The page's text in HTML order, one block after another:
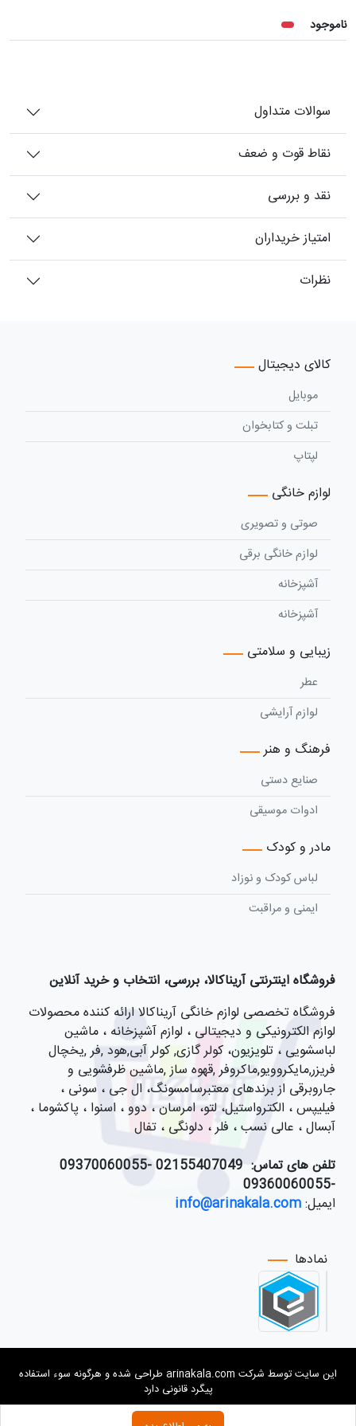
ناموجود
سوالات متداول
نقاط قوت و ضعف
نقد و بررسی
امتیاز خریداران
نظرات
فروشگاه اینترنتی آریناکالا، بررسی، انتخاب و خرید آنلاین
فروشگاه تخصصی لوازم خانگی آریناکالا ارائه کننده محصولات
لوازم الکترونیکی و دیجیتالی ، لوازم آشپزخانه ، ماشین
لباسشویی ، تلویزیون، کولر گازی, کولر آبی,هود ,فر ,یخچال
فریزر,مایکروویو,ماکروفر ,قهوه ساز ,ماشین ظرفشویی و
جاروبرقی از برندهای معتبرسامسونگ، ال جی ، سونی ،
فیلیپس ، الکترواستیل، لتو، امرسان ، دوو ، اسنوا ، پاکشوما ،
آبسال ، عالی نسب ، فلر ، دلونگی ، تفال
تلفن های تماس:
021
55407049 -09370060055
-09360060055
ایمیل:info@arinakala.com
نمادها
کالای دیجیتال
موبایل
تبلت و کتابخوان
لپتاپ
لوازم خانگی
صوتی و تصویری
لوازم خانگی برقی
آشپزخانه
آشپزخانه
زیبایی و سلامتی
عطر
لوازم آرایشی
فرهنگ و هنر
صنایع دستی
ادوات موسیقی
مادر و کودک
لباس کودک و نوزاد
ایمنی و مراقبت
این سایت توسط شرکت arinakala.com طراحی شده و هرگونه سوء استفاده
پیگرد قانونی دارد